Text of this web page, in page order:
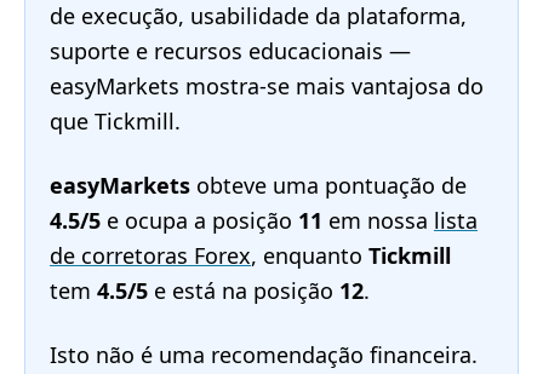
de execução, usabilidade da plataforma,
suporte e recursos educacionais —
easyMarkets mostra-se mais vantajosa do
que Tickmill.
easyMarkets obteve uma pontuação de
4.5/5 e ocupa a posição 11 em nossa lista
de corretoras Forex, enquanto Tickmill
tem 4.5/5 e está na posição 12.
Isto não é uma recomendação financeira.